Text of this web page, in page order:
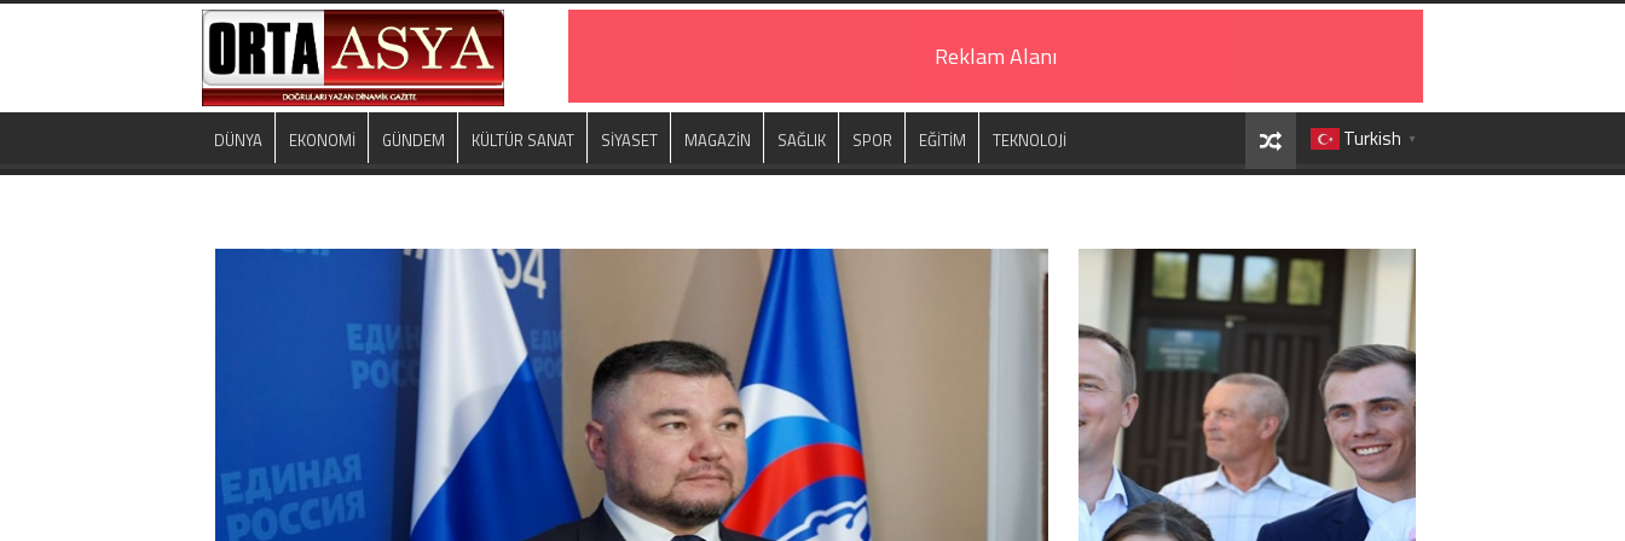
Reklam Alanı
Turkish ▼
DÜNYA EKONOMİ GÜNDEM KÜLTÜR SANAT SİYASET MAGAZİN SAĞLIK SPOR EĞİTİM TEKNOLOJİ